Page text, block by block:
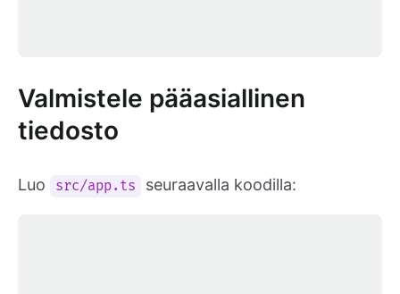
Valmistele pääasiallinen
tiedosto
Luo src/app.ts seuraavalla koodilla: